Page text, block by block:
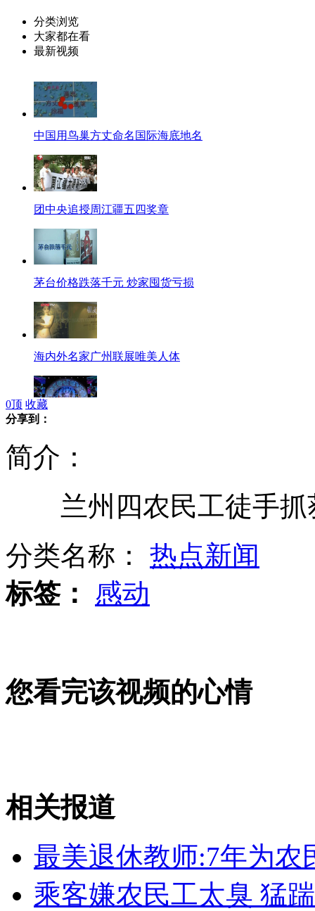
分类浏览
大家都在看
最新视频
中国用鸟巢方丈命名国际海底地名
团中央追授周江疆五四奖章
茅台价格跌落千元 炒家囤货亏损
海内外名家广州联展唯美人体
叙政府任命新国防部长严惩袭击人员
刘翔伤痛恢复乐观 本周内恢复训练
山西运城恶犬咬伤多人 警民合力深夜将其击毙
0顶 收藏
分享到：
简介：
兰州四农民工徒手抓
分类名称： 热点新闻
标签：
感动
您看完该视频的心情
相关报道
最美退休教师:7年为农
乘客嫌农民工太臭 猛